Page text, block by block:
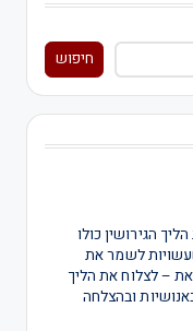
חיפוש
הגירושין כולו
לשמר את
– לצלוח את הליך
ובהצלחה